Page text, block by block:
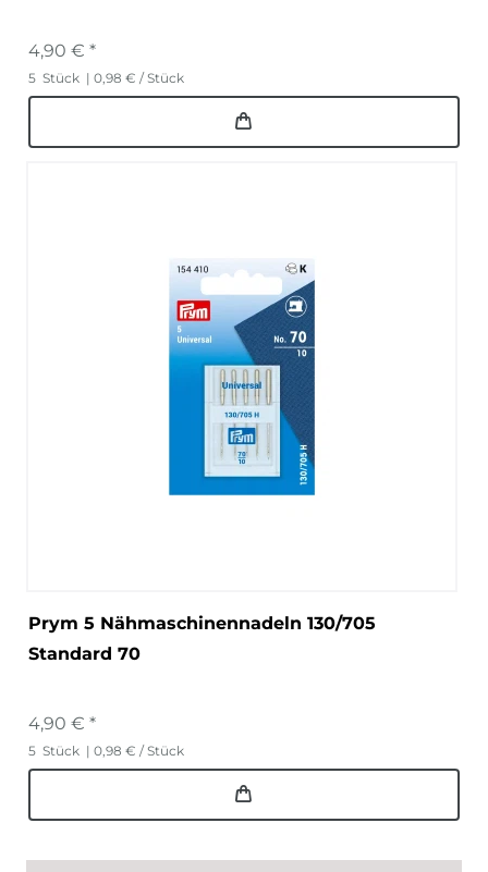
4,90 € *
5 Stück | 0,98 € / Stück
Prym 5 Nähmaschinennadeln 130/705
Standard 70
4,90 € *
5 Stück | 0,98 € / Stück